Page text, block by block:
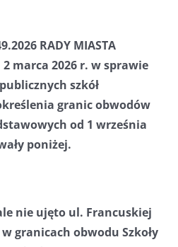
RADY MIASTA
2 marca 2026 r. w sprawie
szkół
granic obwodów
od 1 września
poniżej.
nie ujęto ul. Francuskiej
granicach obwodu Szkoły